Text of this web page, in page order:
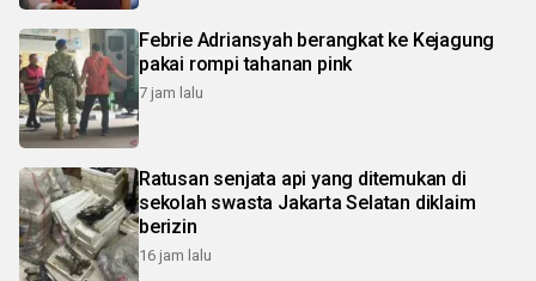
Febrie Adriansyah berangkat ke Kejagung
pakai rompi tahanan pink
7 jam lalu
Ratusan senjata api yang ditemukan di
sekolah swasta Jakarta Selatan diklaim
berizin
16 jam lalu